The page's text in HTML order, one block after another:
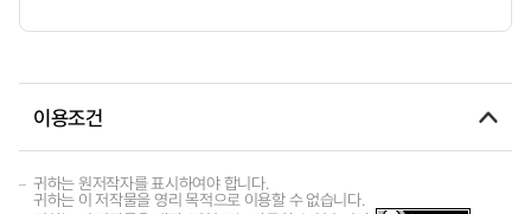
이용조건
귀하는 원저작자를 표시하여야 합니다.
귀하는 이 저작물을 영리 목적으로 이용할 수 없습니다.